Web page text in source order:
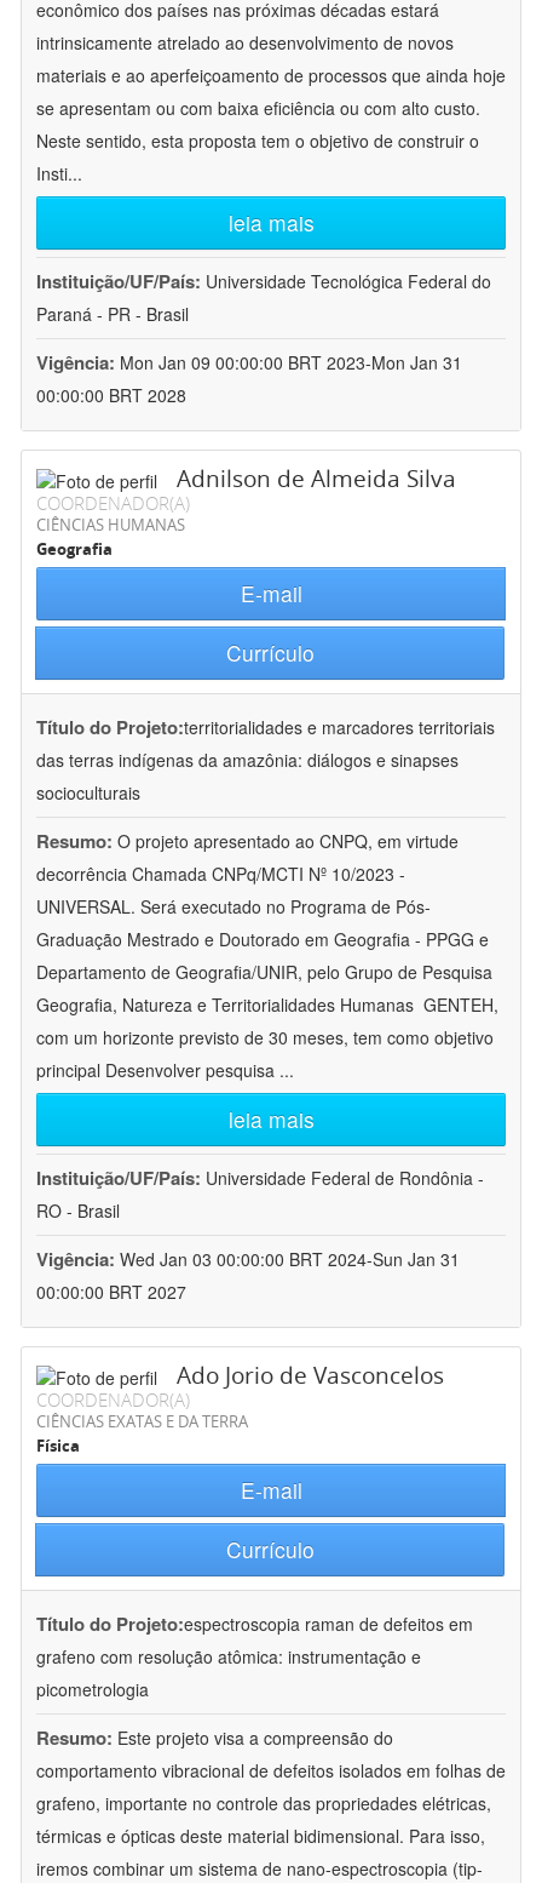
econômico dos países nas próximas décadas estará
intrinsicamente atrelado ao desenvolvimento de novos
materiais e ao aperfeiçoamento de processos que ainda hoje
se apresentam ou com baixa eficiência ou com alto custo.
Neste sentido, esta proposta tem o objetivo de construir o
Insti...
leia mais
Instituição/UF/País: Universidade Tecnológica Federal do
Paraná - PR - Brasil
Vigência: Mon Jan 09 00:00:00 BRT 2023-Mon Jan 31
00:00:00 BRT 2028
Adnilson de Almeida Silva
COORDENADOR(A)
CIÊNCIAS HUMANAS
Geografia
E-mail
Currículo
Título do Projeto:territorialidades e marcadores territoriais
das terras indígenas da amazônia: diálogos e sinapses
socioculturais
Resumo: O projeto apresentado ao CNPQ, em virtude
decorrência Chamada CNPq/MCTI Nº 10/2023 -
UNIVERSAL. Será executado no Programa de Pós-
Graduação Mestrado e Doutorado em Geografia - PPGG e
Departamento de Geografia/UNIR, pelo Grupo de Pesquisa
Geografia, Natureza e Territorialidades Humanas  GENTEH,
com um horizonte previsto de 30 meses, tem como objetivo
principal Desenvolver pesquisa ...
leia mais
Instituição/UF/País: Universidade Federal de Rondônia -
RO - Brasil
Vigência: Wed Jan 03 00:00:00 BRT 2024-Sun Jan 31
00:00:00 BRT 2027
Ado Jorio de Vasconcelos
COORDENADOR(A)
CIÊNCIAS EXATAS E DA TERRA
Física
E-mail
Currículo
Título do Projeto:espectroscopia raman de defeitos em
grafeno com resolução atômica: instrumentação e
picometrologia
Resumo: Este projeto visa a compreensão do
comportamento vibracional de defeitos isolados em folhas de
grafeno, importante no controle das propriedades elétricas,
térmicas e ópticas deste material bidimensional. Para isso,
iremos combinar um sistema de nano-espectroscopia (tip-